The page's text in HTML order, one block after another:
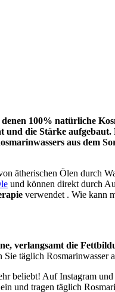
100% natürliche
die Stärke
aus dem
ätherischen Ölen durch
und können direkt durch
verwendet . Wie kann
verlangsamt die
täglich Rosmarinwasser
beliebt! Auf Instagram
und tragen täglich